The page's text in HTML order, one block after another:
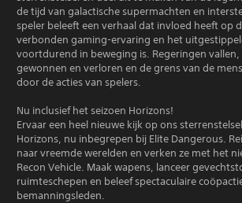
de tijd van galactische supermachten en
speler beleeft een verhaal dat invloed heeft op
verbonden gaming-ervaring en het
voortdurend in beweging is. Regeringen
gewonnen en verloren en de grens van de
door de acties van spelers.
Nu inclusief het seizoen Horizons!
Ervaar een heel nieuwe kijk op ons
Horizons, nu inbegrepen bij Elite Dangerous.
naar vreemde werelden en verken ze met het
Recon Vehicle. Maak wapens, lanceer
ruimteschepen en beleef spectaculaire
bemanningsleden.